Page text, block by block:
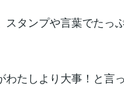
タンプや言葉でたっ
わたしより大事！と言